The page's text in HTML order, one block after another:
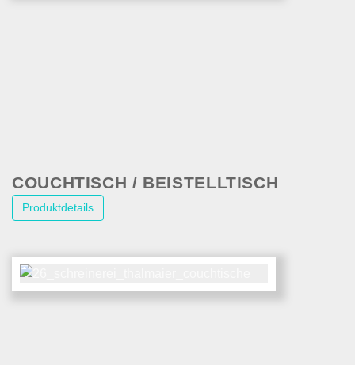
COUCHTISCH / BEISTELLTISCH
Produktdetails